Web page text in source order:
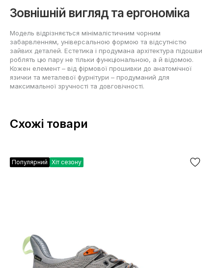
Зовнішній вигляд та ергономіка
Модель відрізняється мінімалістичним чорним
забарвленням, універсальною формою та відсутністю
зайвих деталей. Естетика і продумана архітектура підошви
роблять цю пару не тільки функціональною, а й відомою.
Кожен елемент – від фірмової прошивки до анатомічної
язички та металевої фурнітури – продуманий для
максимальної зручності та довговічності.
Схожі товари
Популярний Хіт сезону